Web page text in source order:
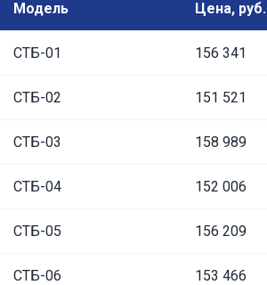
Модель Цена, руб.
СТБ-01 156 341
СТБ-02 151 521
СТБ-03 158 989
СТБ-04 152 006
СТБ-05 156 209
СТБ-06 153 466